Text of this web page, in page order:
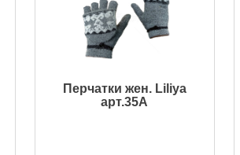
Перчатки жен. Liliya
арт.35A